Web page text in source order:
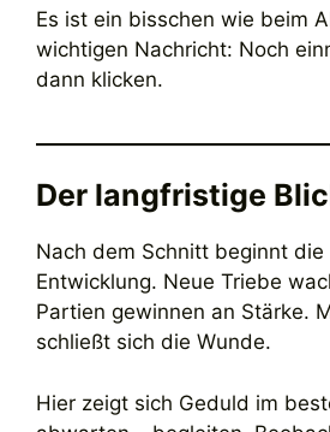
Es ist ein bisschen wie beim
wichtigen Nachricht: Noch
dann klicken.
Der langfristige
Nach dem Schnitt beginnt die
Entwicklung. Neue Triebe
Partien gewinnen an Stärke.
schließt sich die Wunde.
Hier zeigt sich Geduld im